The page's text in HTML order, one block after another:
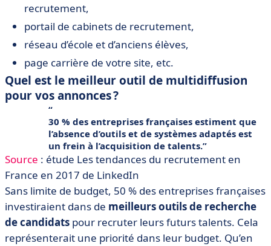
recrutement,
portail de cabinets de recrutement,
réseau d’école et d’anciens élèves,
page carrière de votre site, etc.
Quel est le meilleur outil de multidiffusion
pour vos annonces ?
30 % des entreprises françaises estiment que
l’absence d’outils et de systèmes adaptés est
un frein à l’acquisition de talents.
Source : étude Les tendances du recrutement en
France en 2017 de LinkedIn
Sans limite de budget, 50 % des entreprises françaises
investiraient dans de meilleurs outils de recherche
de candidats pour recruter leurs futurs talents. Cela
représenterait une priorité dans leur budget. Qu’en